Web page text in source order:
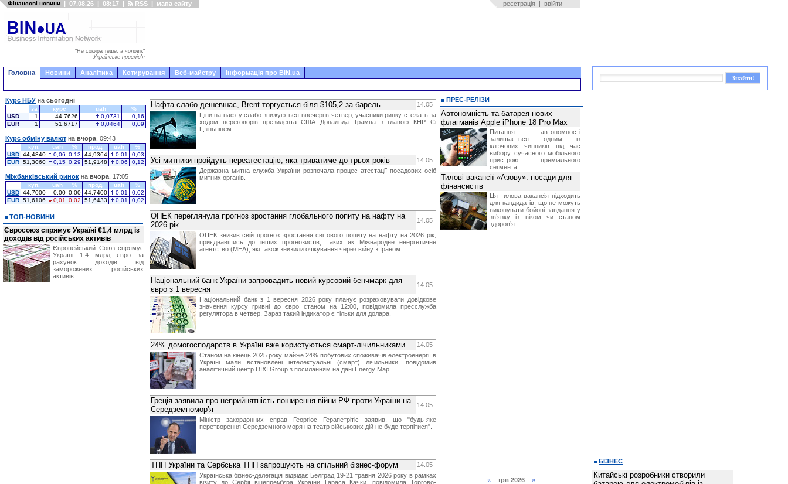
Фінансові новини | 07.08.26 | 08:17 | RSS | мапа сайту реєстрація | ввійти
"Не сокира теше, а чоловік"
Українське прислів'я
Головна Новини Аналітика Котирування Веб-майстру Інформація про BIN.ua
Нафта слабо дешевшає, Brent торгується біля $105,2 за барель
14.05
Ціни на нафту слабо знижуються ввечері в четвер, учасники ринку стежать за
ходом переговорів президента США Дональда Трампа з главою КНР Сі
Цзіньпінем.
Усі митники пройдуть переатестацію, яка триватиме до трьох років
14.05
Державна митна служба України розпочала процес атестації посадових осіб
митних органів.
ОПЕК переглянула прогноз зростання глобального попиту на нафту на
2026 рік
14.05
ОПЕК знизив свій прогноз зростання світового попиту на нафту на 2026 рік,
приєднавшись до інших прогнозистів, таких як Міжнародне енергетичне
агентство (МЕА), які також знизили очікування через війну з Іраном
Національний банк України запровадить новий курсовий бенчмарк для
євро з 1 вересня
14.05
Національний банк з 1 вересня 2026 року планує розраховувати довідкове
значення курсу гривні до євро станом на 12:00, повідомила пресслужба
регулятора в четвер. Зараз такий індикатор є тільки для долара.
24% домогосподарств в Україні вже користуються смарт-лічильниками
14.05
Станом на кінець 2025 року майже 24% побутових споживачів електроенергії в
Україні мали встановлені інтелектуальні (смарт) лічильники, повідомив
аналітичний центр DIXI Group з посиланням на дані Energy Map.
Греція заявила про неприйнятність поширення війни РФ проти України на
Середземномор’я
14.05
Міністр закордонних справ Георгіос Герапетрітіс заявив, що "будь-яке
перетворення Середземного моря на театр військових дій не буде терпітися".
ТПП України та Сербська ТПП запрошують на спільний бізнес-форум
14.05
Українська бізнес-делегація відвідає Белград 19-21 травня 2026 року в рамках
візиту до Сербії віцепрем'єра України Тараса Качки, повідомила Торгово-
Курс НБУ на сьогодні
за курс uah
%
USD
1 44,7626 0,0731
0,16
EUR
1 51,6717 0,0464 0,09
Курс обміну валют на вчора , 09:43
куп. uah % прод. uah
%
USD 44,4840 0,06 0,13 44,9364 0,01
0,03
EUR 51,3060 0,15 0,29 51,9148 0,06 0,12
Міжбанківський ринок на вчора , 17:05
куп. uah % прод. uah
%
USD 44,7000 0,00 0,00 44,7400 0,01
0,02
EUR 51,6106 0,01 0,02 51,6433 0,01 0,02
ТОП-НОВИНИ
Євросоюз спрямує Україні €1,4 млрд із
доходів від російських активів
Європейський Союз спрямує
Україні 1,4 млрд євро за
рахунок доходів від
заморожених російських
активів.
ПРЕС-РЕЛІЗИ
Автономність та батарея нових
флагманів Apple iPhone 18 Pro Max
Питання автономності
залишається одним із
ключових чинників під час
вибору сучасного мобільного
пристрою преміального
сегмента.
Тилові вакансії «Азову»: посади для
фінансистів
Ця тилова вакансія підходить
для кандидатів, що не можуть
виконувати бойові завдання у
звʼязку із віком чи станом
здоровʼя.
« трв 2026 »
БІЗНЕС
Китайські розробники створили